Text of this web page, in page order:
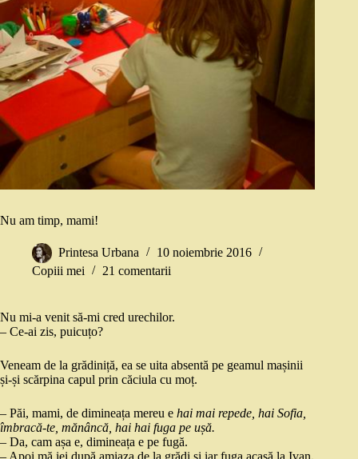
Nu am timp, mami!
Printesa Urbana
10 noiembrie 2016
Copiii mei
21 comentarii
Nu mi-a venit să-mi cred urechilor.
– Ce-ai zis, puicuțo?
Veneam de la grădiniță, ea se uita absentă pe geamul mașinii
și-și scărpina capul prin căciula cu moț.
– Păi, mami, de dimineața mereu e hai mai repede, hai Sofia,
îmbracă-te, mănâncă, hai hai fuga pe ușă.
– Da, cam așa e, dimineața e pe fugă.